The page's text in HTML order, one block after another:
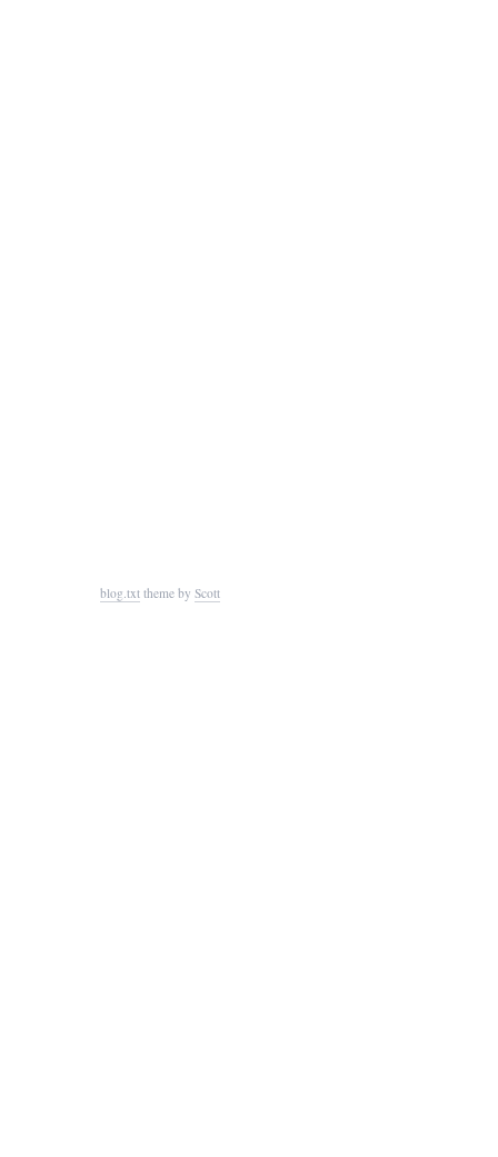
blog.txttheme by Scott